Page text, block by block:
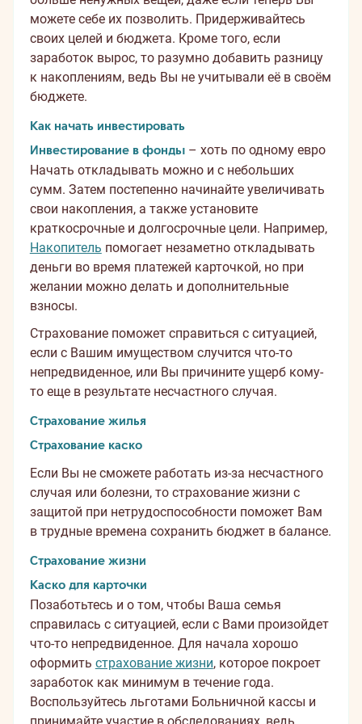
можете себе их позволить. Придерживайтесь
своих целей и бюджета. Кроме того, если
заработок вырос, то разумно добавить разницу
к накоплениям, ведь Вы не учитывали её в своём
бюджете.
Как начать инвестировать
Инвестирование в фонды– хоть по одному евро
Начать откладывать можно и с небольших
сумм. Затем постепенно начинайте увеличивать
свои накопления, а также установите
краткосрочные и долгосрочные цели. Например,
Накопитель помогает незаметно откладывать
деньги во время платежей карточкой, но при
желании можно делать и дополнительные
взносы.
Страхование поможет справиться с ситуацией,
если с Вашим имуществом случится что-то
непредвиденное, или Вы причините ущерб кому-
то еще в результате несчастного случая.
Страхование жилья
Страхование каско
Если Вы не сможете работать из-за несчастного
случая или болезни, то страхование жизни с
защитой при нетрудоспособности поможет Вам
в трудные времена сохранить бюджет в балансе.
Страхование жизни
Каско для карточки
Позаботьтесь и о том, чтобы Ваша семья
справилась с ситуацией, если с Вами произойдет
что-то непредвиденное. Для начала хорошо
оформить страхование жизни, которое покроет
заработок как минимум в течение года.
Воспользуйтесь льготами Больничной кассы и